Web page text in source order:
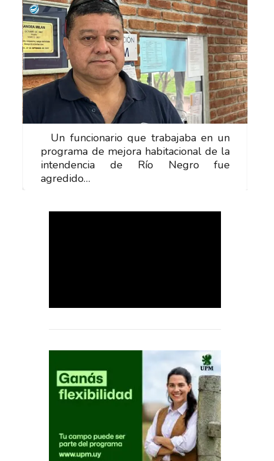
Un funcionario que trabajaba en un
programa de mejora habitacional de la
intendencia de Río Negro fue
agredido…